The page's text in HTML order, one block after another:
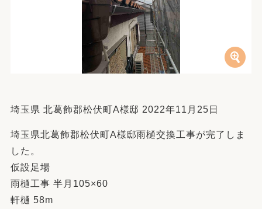
埼玉県 北葛飾郡松伏町A様邸 2022年11月25日
埼玉県北葛飾郡松伏町A様邸雨樋交換工事が完了しま
した。
仮設足場
雨樋工事 半月105×60
軒樋 58m